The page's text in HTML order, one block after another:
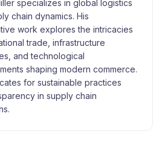
specializes in global logistics
chain dynamics. His
work explores the intricacies
trade, infrastructure
and technological
shaping modern commerce.
for sustainable practices
in supply chain